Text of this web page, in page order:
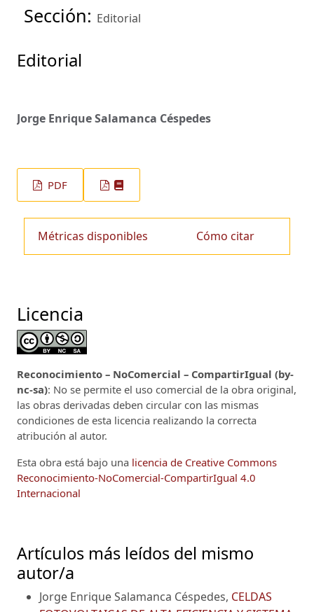
Sección: Editorial
Editorial
Jorge Enrique Salamanca Céspedes
PDF
Métricas disponibles Cómo citar
Licencia
Reconocimiento – NoComercial – CompartirIgual (by-
nc-sa): No se permite el uso comercial de la obra original,
las obras derivadas deben circular con las mismas
condiciones de esta licencia realizando la correcta
atribución al autor.
Esta obra está bajo una licencia de Creative Commons
Reconocimiento-NoComercial-CompartirIgual 4.0
Internacional
Artículos más leídos del mismo
autor/a
Jorge Enrique Salamanca Céspedes, CELDAS